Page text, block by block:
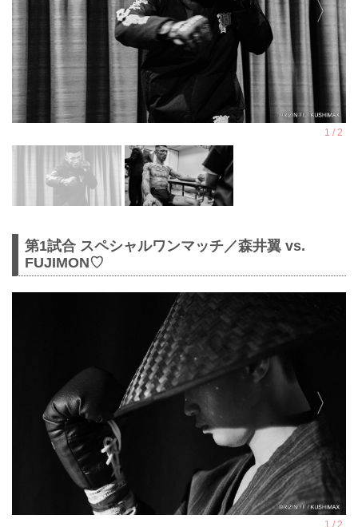
第1試合 スペシャルワンマッチ／森井翼 vs.
FUJIMON♡